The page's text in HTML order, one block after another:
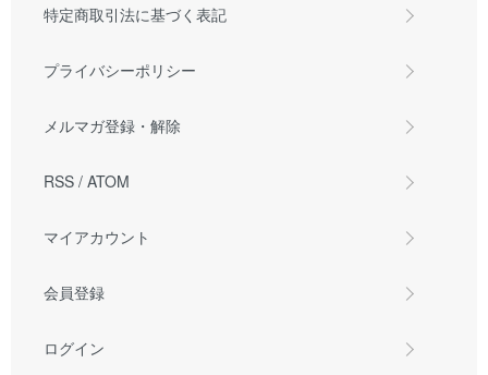
特定商取引法に基づく表記
プライバシーポリシー
メルマガ登録・解除
RSS / ATOM
マイアカウント
会員登録
ログイン